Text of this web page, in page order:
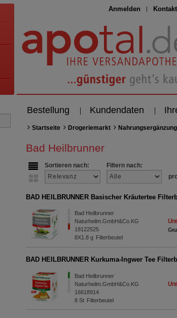
Anmelden Kontakt
Bestellung Kundendaten
Startseite Drogeriemarkt Nahrungsergänzung
Bad Heilbrunner
Sortieren nach:
Filtern nach:
BAD HEILBRUNNER Basischer Kräutertee
Bad Heilbrunner
Naturheilm.GmbH&Co.KG
18122525
8X1.8g Filterbeutel
BAD HEILBRUNNER Kurkuma-Ingwer Tee
Bad Heilbrunner
Naturheilm.GmbH&Co.KG
16618914
8St Filterbeutel